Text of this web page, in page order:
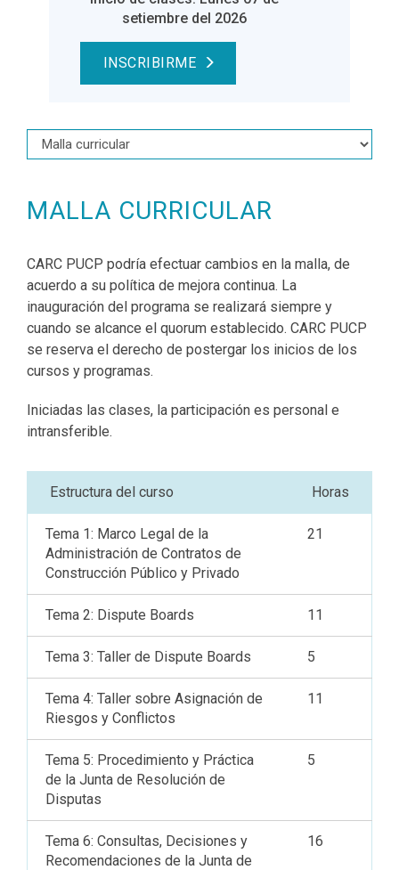
setiembre del 2026
INSCRIBIRME
MALLA CURRICULAR
CARC PUCP podría efectuar cambios en la malla, de
acuerdo a su política de mejora continua. La
inauguración del programa se realizará siempre y
cuando se alcance el quorum establecido. CARC PUCP
se reserva el derecho de postergar los inicios de los
cursos y programas.
Iniciadas las clases, la participación es personal e
intransferible.
Estructura del curso Horas
Tema 1: Marco Legal de la
Administración de Contratos de
Construcción Público y Privado
21
Tema 2: Dispute Boards 11
Tema 3: Taller de Dispute Boards 5
Tema 4: Taller sobre Asignación de
Riesgos y Conflictos
11
Tema 5: Procedimiento y Práctica
de la Junta de Resolución de
Disputas
5
Tema 6: Consultas, Decisiones y
Recomendaciones de la Junta de
16